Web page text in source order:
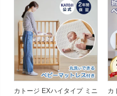
カトージ EXハイタイプ ミニ
カ